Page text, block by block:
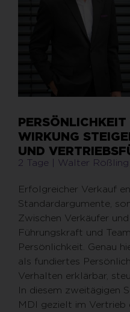
WIRKUNG
UND
2 Tage | Walter Rößling
Erfolgreicher Verkauf
Standardargumente,
Zwischen Verkäufer
Führungskraft und
Persönlichkeit. Genau
als fundiertes
Verhalten erklärbar,
In diesem zweitägigen
MDI gezielt im Vertrieb